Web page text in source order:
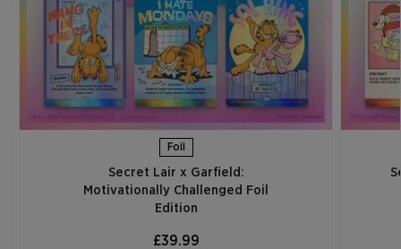
Foil
Secret Lair x Garfield:
Motivationally Challenged Foil
Edition​
£39.99